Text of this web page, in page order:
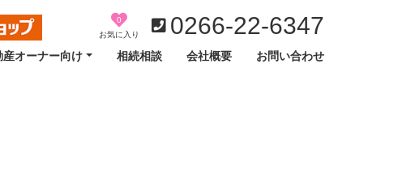
0
お気に入り
0266-22-6347
産オーナー向け 相続相談 会社概要 お問い合わせ